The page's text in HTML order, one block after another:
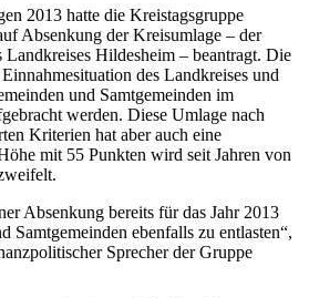
2013 hatte die Kreistagsgruppe
Absenkung der Kreisumlage – der
Landkreises Hildesheim – beantragt. Die
des Landkreises und
und Samtgemeinden im
werden. Diese Umlage nach
Kriterien hat aber auch eine
mit 55 Punkten wird seit Jahren von
Absenkung bereits für das Jahr 2013
Samtgemeinden ebenfalls zu entlasten“,
Sprecher der Gruppe